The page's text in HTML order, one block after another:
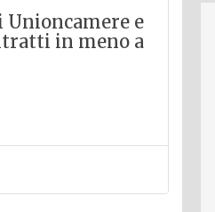
Unioncamere e
in meno a